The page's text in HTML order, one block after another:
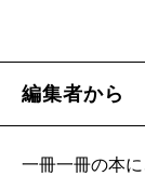
編集者から
一冊一冊の本